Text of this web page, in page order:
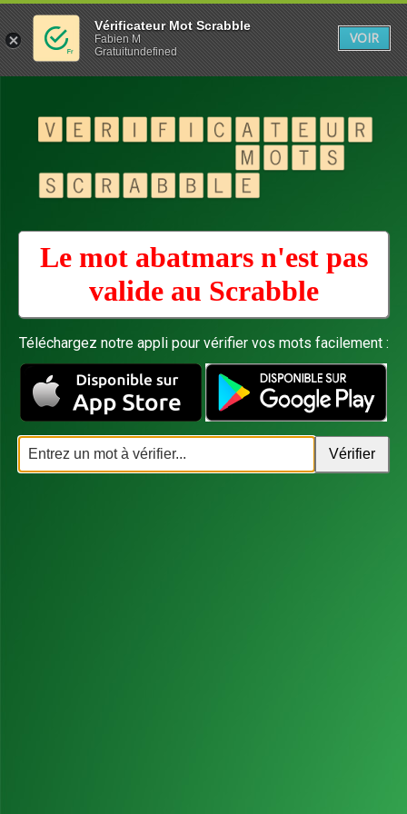
Le mot abatmars n'est pas
valide au Scrabble
Téléchargez notre appli pour vérifier vos mots facilement :
Vérificateur Mot Scrabble
Fabien M
Gratuitundefined
VOIR